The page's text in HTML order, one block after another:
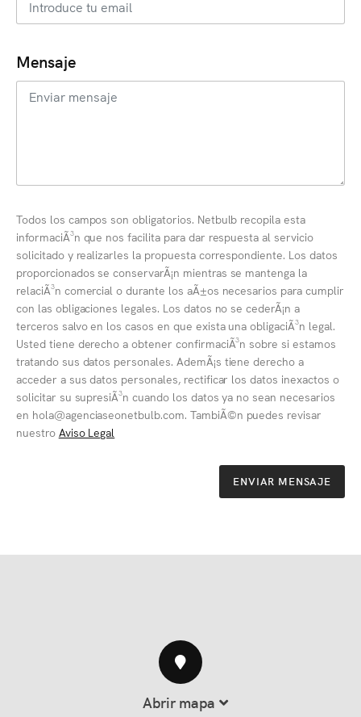
Mensaje
Todos los campos son obligatorios. Netbulb recopila esta
informaciÃ³n que nos facilita para dar respuesta al servicio
solicitado y realizarles la propuesta correspondiente. Los datos
proporcionados se conservarÃ¡n mientras se mantenga la
relaciÃ³n comercial o durante los aÃ±os necesarios para cumplir
con las obligaciones legales. Los datos no se cederÃ¡n a
terceros salvo en los casos en que exista una obligaciÃ³n legal.
Usted tiene derecho a obtener confirmaciÃ³n sobre si estamos
tratando sus datos personales. AdemÃ¡s tiene derecho a
acceder a sus datos personales, rectificar los datos inexactos o
solicitar su supresiÃ³n cuando los datos ya no sean necesarios
en hola@agenciaseonetbulb.com. TambiÃ©n puedes revisar
nuestro Aviso Legal
ENVIAR MENSAJE
Abrir mapa